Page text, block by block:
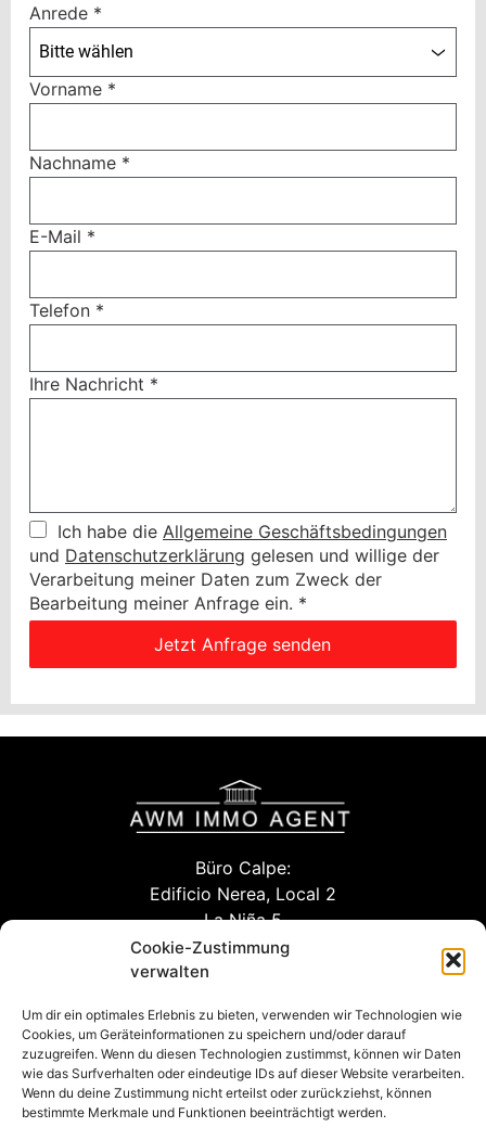
Cookie-Zustimmung
verwalten
Um dir ein optimales Erlebnis zu bieten, verwenden wir Technologien wie
Cookies, um Geräteinformationen zu speichern und/oder darauf
zuzugreifen. Wenn du diesen Technologien zustimmst, können wir Daten
wie das Surfverhalten oder eindeutige IDs auf dieser Website verarbeiten.
Wenn du deine Zustimmung nicht erteilst oder zurückziehst, können
bestimmte Merkmale und Funktionen beeinträchtigt werden.
Anrede *
Bitte wählen
Vorname *
Nachname *
E-Mail *
Telefon *
Ihre Nachricht *
Ich habe die Allgemeine Geschäftsbedingungen
und Datenschutzerklärung gelesen und willige der
Verarbeitung meiner Daten zum Zweck der
Bearbeitung meiner Anfrage ein. *
Jetzt Anfrage senden
Büro Calpe:
Edificio Nerea, Local 2
La Niña 5
03710 Calpe (Alicante)
info@awm-agent.com
kontakt